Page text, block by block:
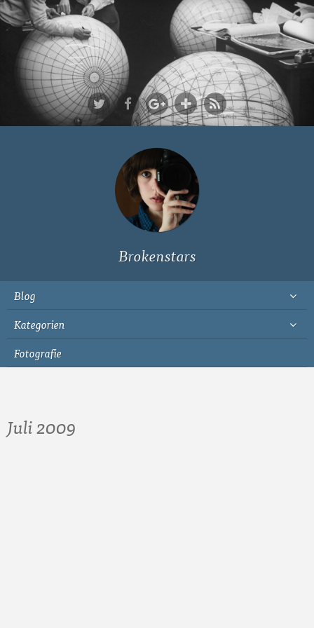
Ich bin Fyn,
23, und
wohne in
Köln
Brokenstars
Blog
Kategorien
Fotografie
Juli 2009